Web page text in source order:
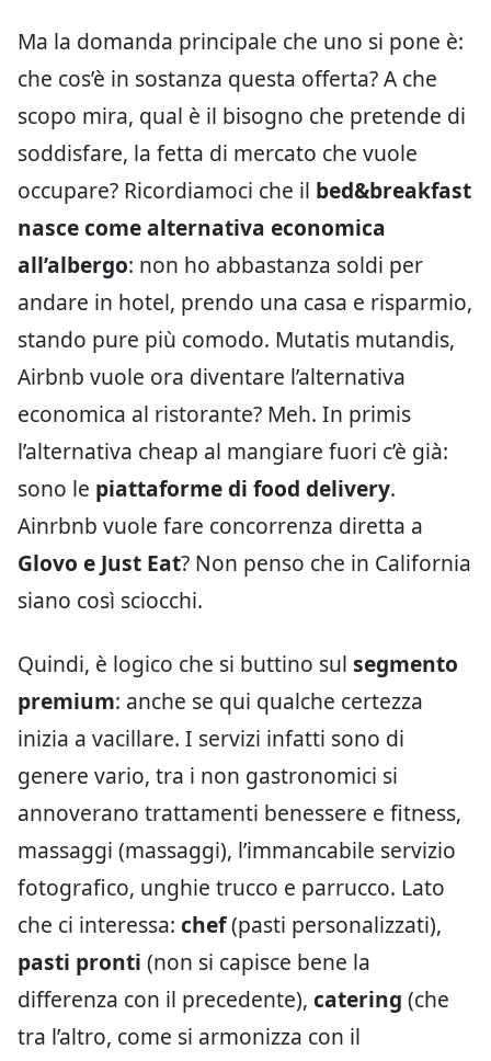
Ma la domanda principale che uno si pone è:
che cos’è in sostanza questa offerta? A che
scopo mira, qual è il bisogno che pretende di
soddisfare, la fetta di mercato che vuole
occupare? Ricordiamoci che il bed&breakfast
nasce come alternativa economica
all’albergo: non ho abbastanza soldi per
andare in hotel, prendo una casa e risparmio,
stando pure più comodo. Mutatis mutandis,
Airbnb vuole ora diventare l’alternativa
economica al ristorante? Meh. In primis
l’alternativa cheap al mangiare fuori c’è già:
sono le piattaforme di food delivery.
Ainrbnb vuole fare concorrenza diretta a
Glovo e Just Eat? Non penso che in California
siano così sciocchi.
Quindi, è logico che si buttino sul segmento
premium: anche se qui qualche certezza
inizia a vacillare. I servizi infatti sono di
genere vario, tra i non gastronomici si
annoverano trattamenti benessere e fitness,
massaggi (massaggi), l’immancabile servizio
fotografico, unghie trucco e parrucco. Lato
che ci interessa: chef(pasti personalizzati),
pasti pronti (non si capisce bene la
differenza con il precedente), catering (che
tra l’altro, come si armonizza con il